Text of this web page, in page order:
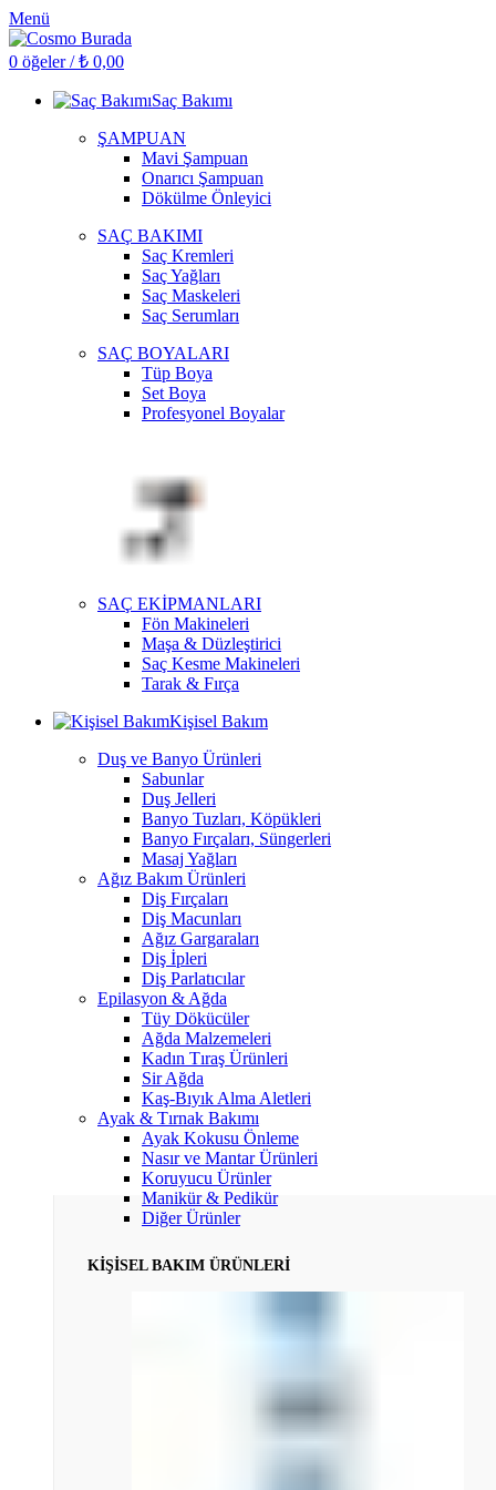
Menü
0 öğeler / ₺ 0,00
Saç Bakımı
ŞAMPUAN
Mavi Şampuan
Onarıcı Şampuan
Dökülme Önleyici
SAÇ BAKIMI
Saç Kremleri
Saç Yağları
Saç Maskeleri
Saç Serumları
SAÇ BOYALARI
Tüp Boya
Set Boya
Profesyonel Boyalar
SAÇ EKİPMANLARI
Fön Makineleri
Maşa & Düzleştirici
Saç Kesme Makineleri
Tarak & Fırça
Kişisel Bakım
Duş ve Banyo Ürünleri
Sabunlar
Duş Jelleri
Banyo Tuzları, Köpükleri
Banyo Fırçaları, Süngerleri
Masaj Yağları
Ağız Bakım Ürünleri
Diş Fırçaları
Diş Macunları
Ağız Gargaraları
Diş İpleri
Diş Parlatıcılar
Epilasyon & Ağda
Tüy Dökücüler
Ağda Malzemeleri
Kadın Tıraş Ürünleri
Sir Ağda
Kaş-Bıyık Alma Aletleri
Ayak & Tırnak Bakımı
Ayak Kokusu Önleme
Nasır ve Mantar Ürünleri
Koruyucu Ürünler
Manikür & Pedikür
Diğer Ürünler
KİŞİSEL BAKIM ÜRÜNLERİ